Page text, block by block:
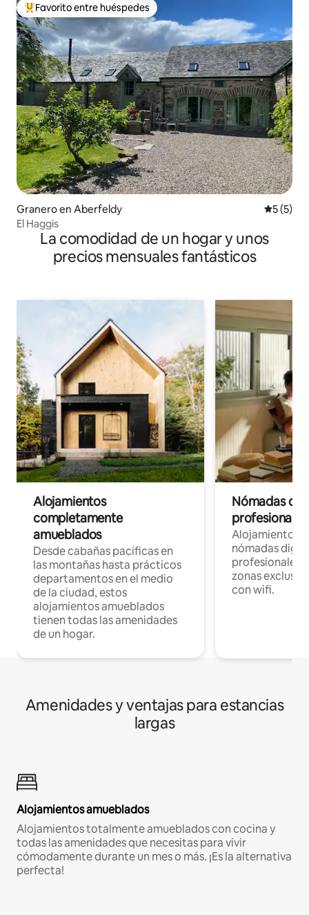
De los mejores en Favorito entre huéspedes
Favorito entre huéspedes
Granero en Aberfeldy
5 (5)
El Haggis
La comodidad de un hogar y unos
precios mensuales fantásticos
Alojamientos
completamente
amueblados
Desde cabañas pacíficas en
las montañas hasta prácticos
departamentos en el medio
de la ciudad, estos
alojamientos amueblados
tienen todas las amenidades
de un hogar.
Nómadas
Alojamientos
nómadas
profesionales
zonas
con wifi.
Amenidades y ventajas para estancias
largas
Alojamientos amueblados
Alojamientos totalmente amueblados con cocina y
todas las amenidades que necesitas para vivir
cómodamente durante un mes o más. ¡Es la alternativa
perfecta!